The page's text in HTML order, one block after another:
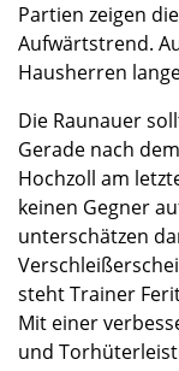
Partien zeigen
Aufwärtstrend.
Hausherren
Die Raunauer
Gerade nach
Hochzoll am
keinen Gegner
unterschätzen
steht Trainer
Mit einer
und